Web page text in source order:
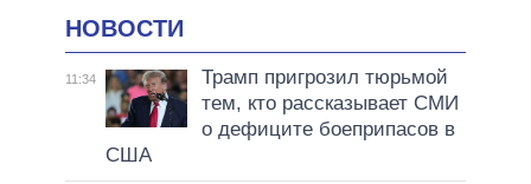
НОВОСТИ
11:34
Трамп пригрозил тюрьмой
тем, кто рассказывает СМИ
о дефиците боеприпасов в
США